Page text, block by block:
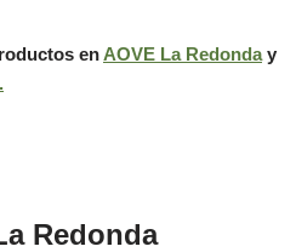
en AOVE La Redonday
Redonda